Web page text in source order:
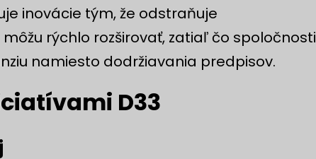
inovácie tým, že odstraňuje
rýchlo rozširovať, zatiaľ čo spoločnosti
namiesto dodržiavania predpisov.
D33